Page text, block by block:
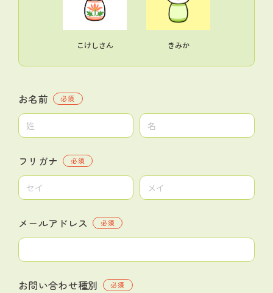
こけしさん きみか
お名前 必須
フリガナ 必須
メールアドレス 必須
お問い合わせ種別 必須